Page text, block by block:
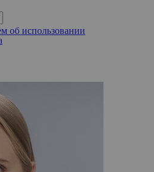
об использовании